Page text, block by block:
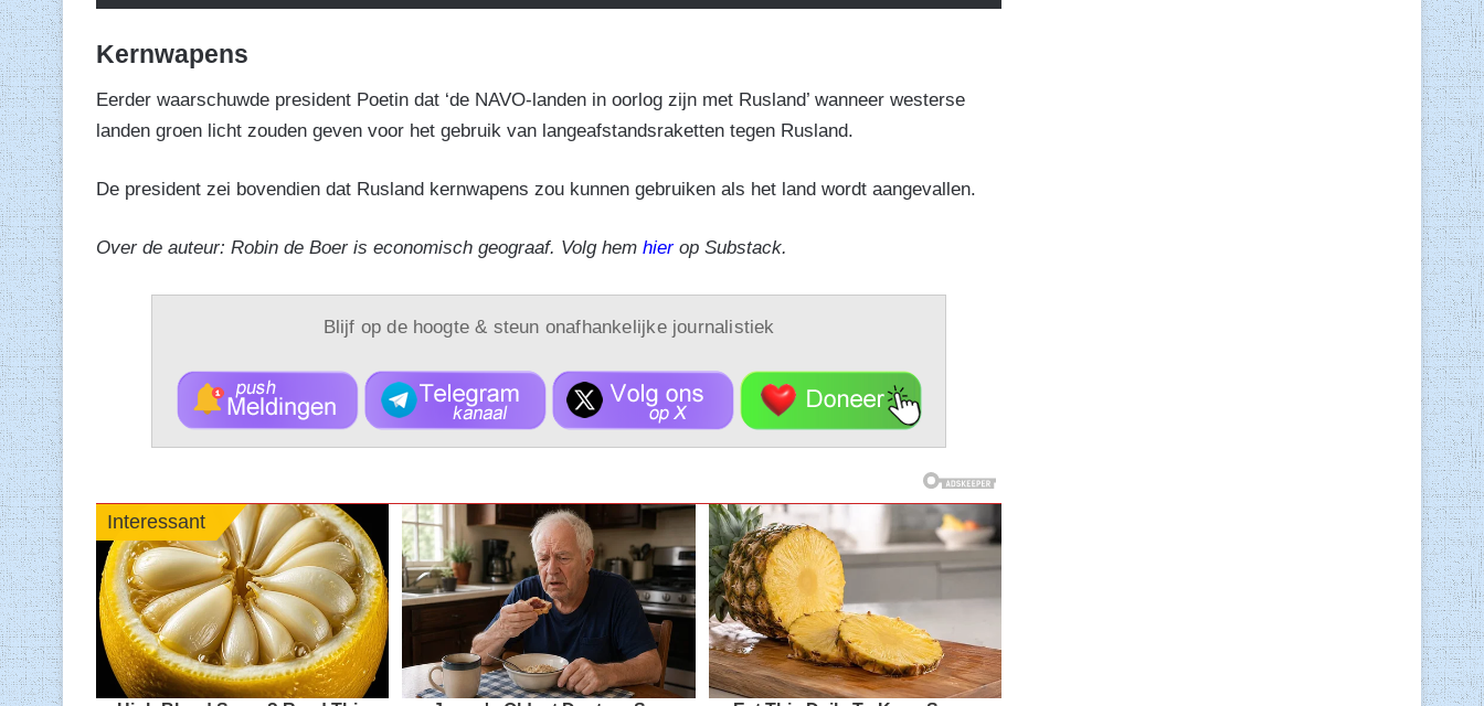
Kernwapens
Eerder waarschuwde president Poetin dat ‘de NAVO-landen in oorlog zijn met Rusland’ wanneer westerse
landen groen licht zouden geven voor het gebruik van langeafstandsraketten tegen Rusland.
De president zei bovendien dat Rusland kernwapens zou kunnen gebruiken als het land wordt aangevallen.
Over de auteur: Robin de Boer is economisch geograaf. Volg hem hierop Substack.
Blijf op de hoogte & steun onafhankelijke journalistiek
Interessant